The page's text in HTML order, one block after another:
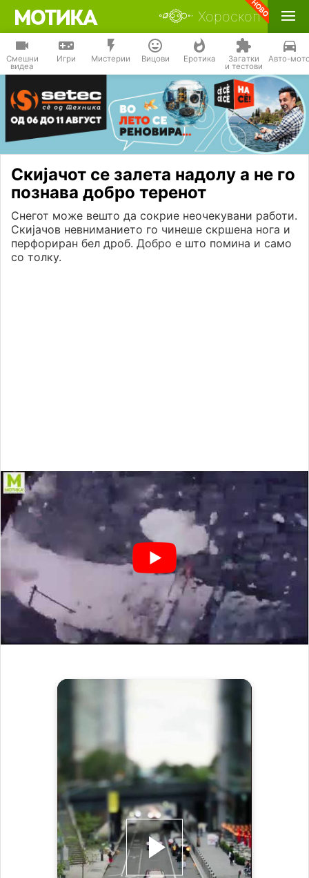
Хороскоп
Смешни
видеа
Игри Мистерии Вицови Еротика Загатки
и тестови
Авто-
Скијачот се залета надолу а не го
познава добро теренот
Снегот може вешто да сокрие неочекувани работи.
Скијачов невниманието го чинеше скршена нога и
перфориран бел дроб. Добро е што помина и само
со толку.